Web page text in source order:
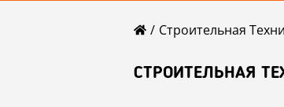
Строительная
СТРОИТЕЛЬНАЯ